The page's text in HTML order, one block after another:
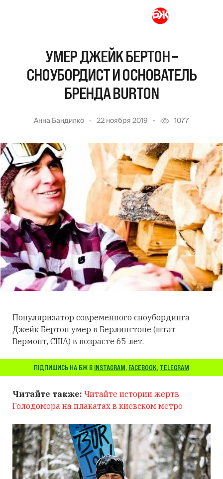
УМЕР ДЖЕЙК БЕРТОН –
СНОУБОРДИСТ И ОСНОВАТЕЛЬ
БРЕНДА BURTON
Анна Бандилко 22 ноября 2019 1077
Популяризатор современного сноубординга
Джейк Бертон умер в Берлингтоне (штат
Вермонт, США) в возрасте 65 лет.
ПІДПИШИСЬ НА БЖ В INSTAGRAM, FACEBOOK, TELEGRAM
Читайте также: Читайте истории жертв
Голодомора на плакатах в киевском метро